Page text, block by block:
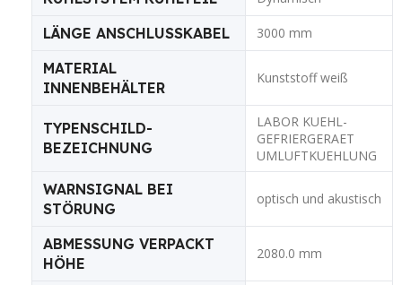
LÄNGE ANSCHLUSSKABEL 3000 mm
MATERIAL
INNENBEHÄLTER
Kunststoff weiß
TYPENSCHILD-
BEZEICHNUNG
LABOR KUEHL-
GEFRIERGERAET
UMLUFTKUEHLUNG
WARNSIGNAL BEI
STÖRUNG
optisch und akustisch
ABMESSUNG VERPACKT
HÖHE
2080.0 mm